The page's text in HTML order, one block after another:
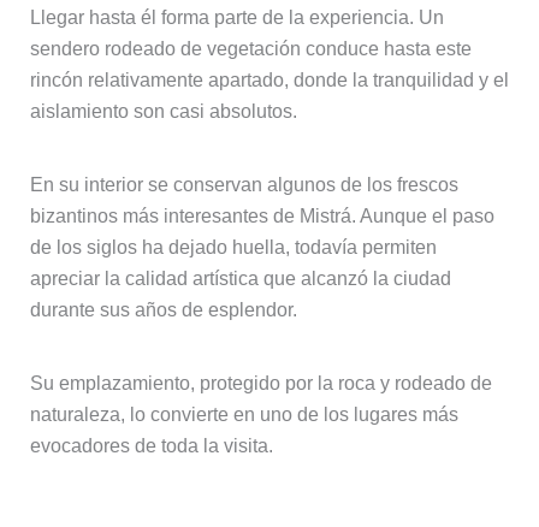
Llegar hasta él forma parte de la experiencia. Un
sendero rodeado de vegetación conduce hasta este
rincón relativamente apartado, donde la tranquilidad y el
aislamiento son casi absolutos.
En su interior se conservan algunos de los frescos
bizantinos más interesantes de Mistrá. Aunque el paso
de los siglos ha dejado huella, todavía permiten
apreciar la calidad artística que alcanzó la ciudad
durante sus años de esplendor.
Su emplazamiento, protegido por la roca y rodeado de
naturaleza, lo convierte en uno de los lugares más
evocadores de toda la visita.